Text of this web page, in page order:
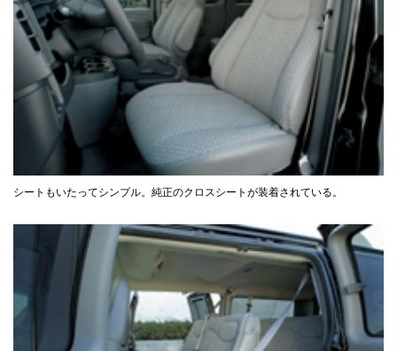
シートもいたってシンプル。純正のクロスシートが装着されている。